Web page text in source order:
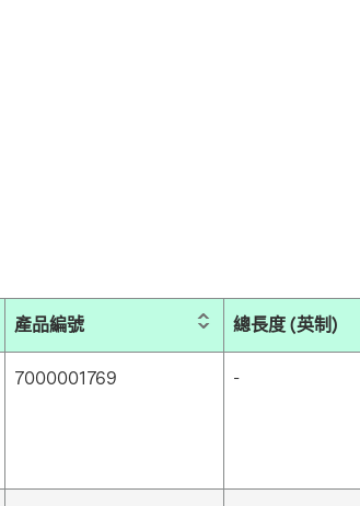
產品編號 總長度 (英制)
7000001769 -